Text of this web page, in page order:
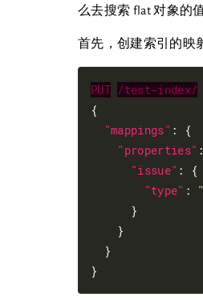
么去搜索 flat 对象的值
首先，创建索引的映
PUT /test-index/
{
"mappings" : {
"properties"
"issue" : {
"type" :
      }
    }
  }